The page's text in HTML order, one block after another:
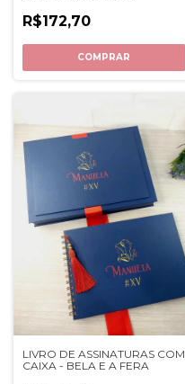
R$172,70
COMPRAR
LIVRO DE ASSINATURAS COM
CAIXA - BELA E A FERA